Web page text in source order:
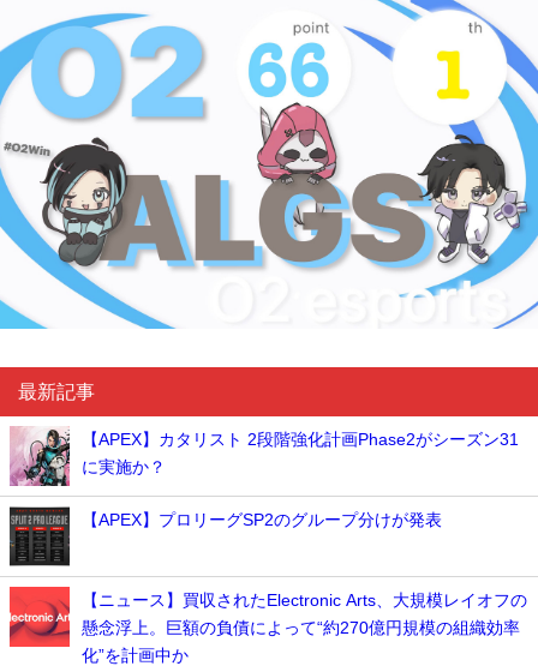
最新記事
【APEX】カタリスト 2段階強化計画Phase2がシーズン31
に実施か？
【APEX】プロリーグSP2のグループ分けが発表
【ニュース】買収されたElectronic Arts、大規模レイオフの
懸念浮上。巨額の負債によって“約270億円規模の組織効率
化”を計画中か